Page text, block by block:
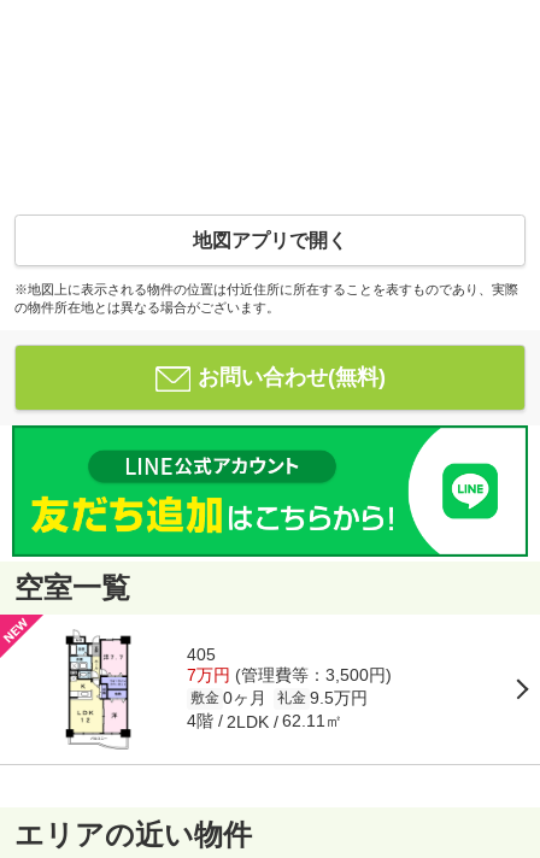
地図アプリで開く
※地図上に表示される物件の位置は付近住所に所在することを表すものであり、実際
の物件所在地とは異なる場合がございます。
お問い合わせ(無料)
空室一覧
405
7万円 (管理費等：3,500円)
敷金 0ヶ月 礼金 9.5万円
4階 2LDK 62.11㎡
エリアの近い物件